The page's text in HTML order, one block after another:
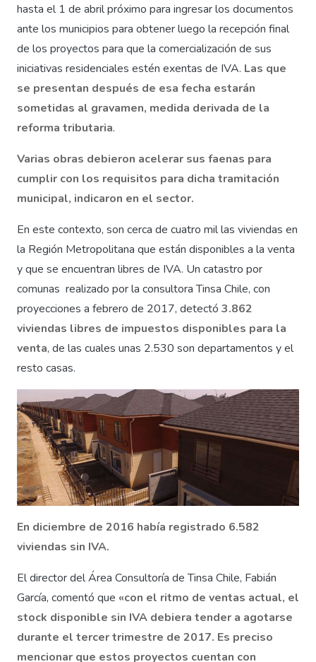
hasta el 1 de abril próximo para ingresar los documentos
ante los municipios para obtener luego la recepción final
de los proyectos para que la comercialización de sus
iniciativas residenciales estén exentas de IVA. Las que
se presentan después de esa fecha estarán
sometidas al gravamen, medida derivada de la
reforma tributaria.
Varias obras debieron acelerar sus faenas para
cumplir con los requisitos para dicha tramitación
municipal, indicaron en el sector.
En este contexto, son cerca de cuatro mil las viviendas en
la Región Metropolitana que están disponibles a la venta
y que se encuentran libres de IVA. Un catastro por
comunas realizado por la consultora Tinsa Chile, con
proyecciones a febrero de 2017, detectó 3.862
viviendas libres de impuestos disponibles para la
venta, de las cuales unas 2.530 son departamentos y el
resto casas.
En diciembre de 2016 había registrado 6.582
viviendas sin IVA.
El director del Área Consultoría de Tinsa Chile, Fabián
García, comentó que «con el ritmo de ventas actual, el
stock disponible sin IVA debiera tender a agotarse
durante el tercer trimestre de 2017. Es preciso
mencionar que estos proyectos cuentan con